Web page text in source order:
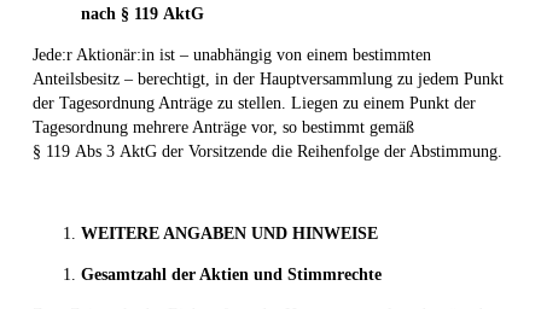
nach § 119 AktG
Jede:r Aktionär:in ist – unabhängig von einem bestimmten
Anteilsbesitz – berechtigt, in der Hauptversammlung zu jedem Punkt
der Tagesordnung Anträge zu stellen. Liegen zu einem Punkt der
Tagesordnung mehrere Anträge vor, so bestimmt gemäß
§ 119 Abs 3 AktG der Vorsitzende die Reihenfolge der Abstimmung.
WEITERE ANGABEN UND HINWEISE
Gesamtzahl der Aktien und Stimmrechte